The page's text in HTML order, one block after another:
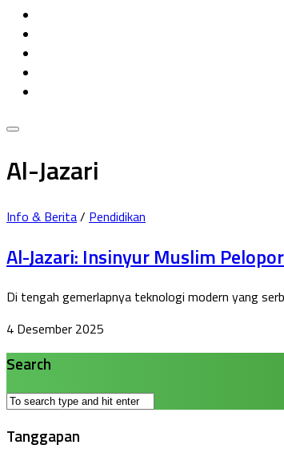
Al-Jazari
Info & Berita/ Pendidikan
Al-Jazari: Insinyur Muslim
Di tengah gemerlapnya teknologi modern yang
4 Desember 2025
Search
Tanggapan